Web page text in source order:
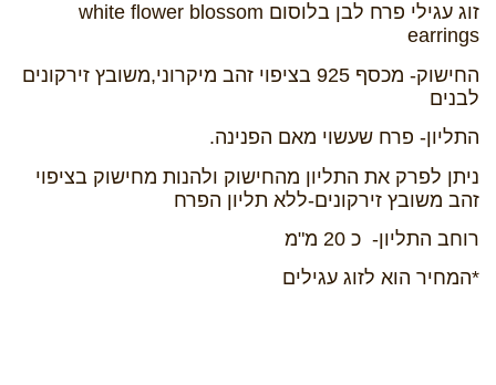
זוג עגילי פרח לבן בלוסום white flower blossom
earrings
החישוק- מכסף 925 בציפוי זהב מיקרוני,משובץ זירקונים
לבנים
התליון- פרח שעשוי מאם הפנינה.
ניתן לפרק את התליון מהחישוק ולהנות מחישוק בציפוי
זהב משובץ זירקונים-ללא תליון הפרח
רוחב התליון- כ 20 מ"מ
*המחיר הוא לזוג עגילים